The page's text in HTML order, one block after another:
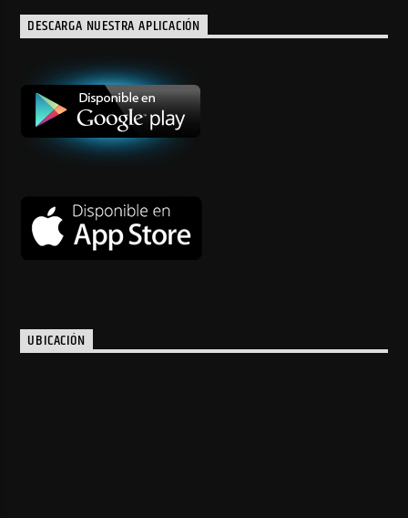
DESCARGA NUESTRA APLICACIÓN
UBICACIÓN